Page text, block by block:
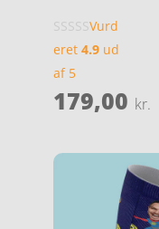
Vurd
eret 4.9ud
af 5
179,00 kr.